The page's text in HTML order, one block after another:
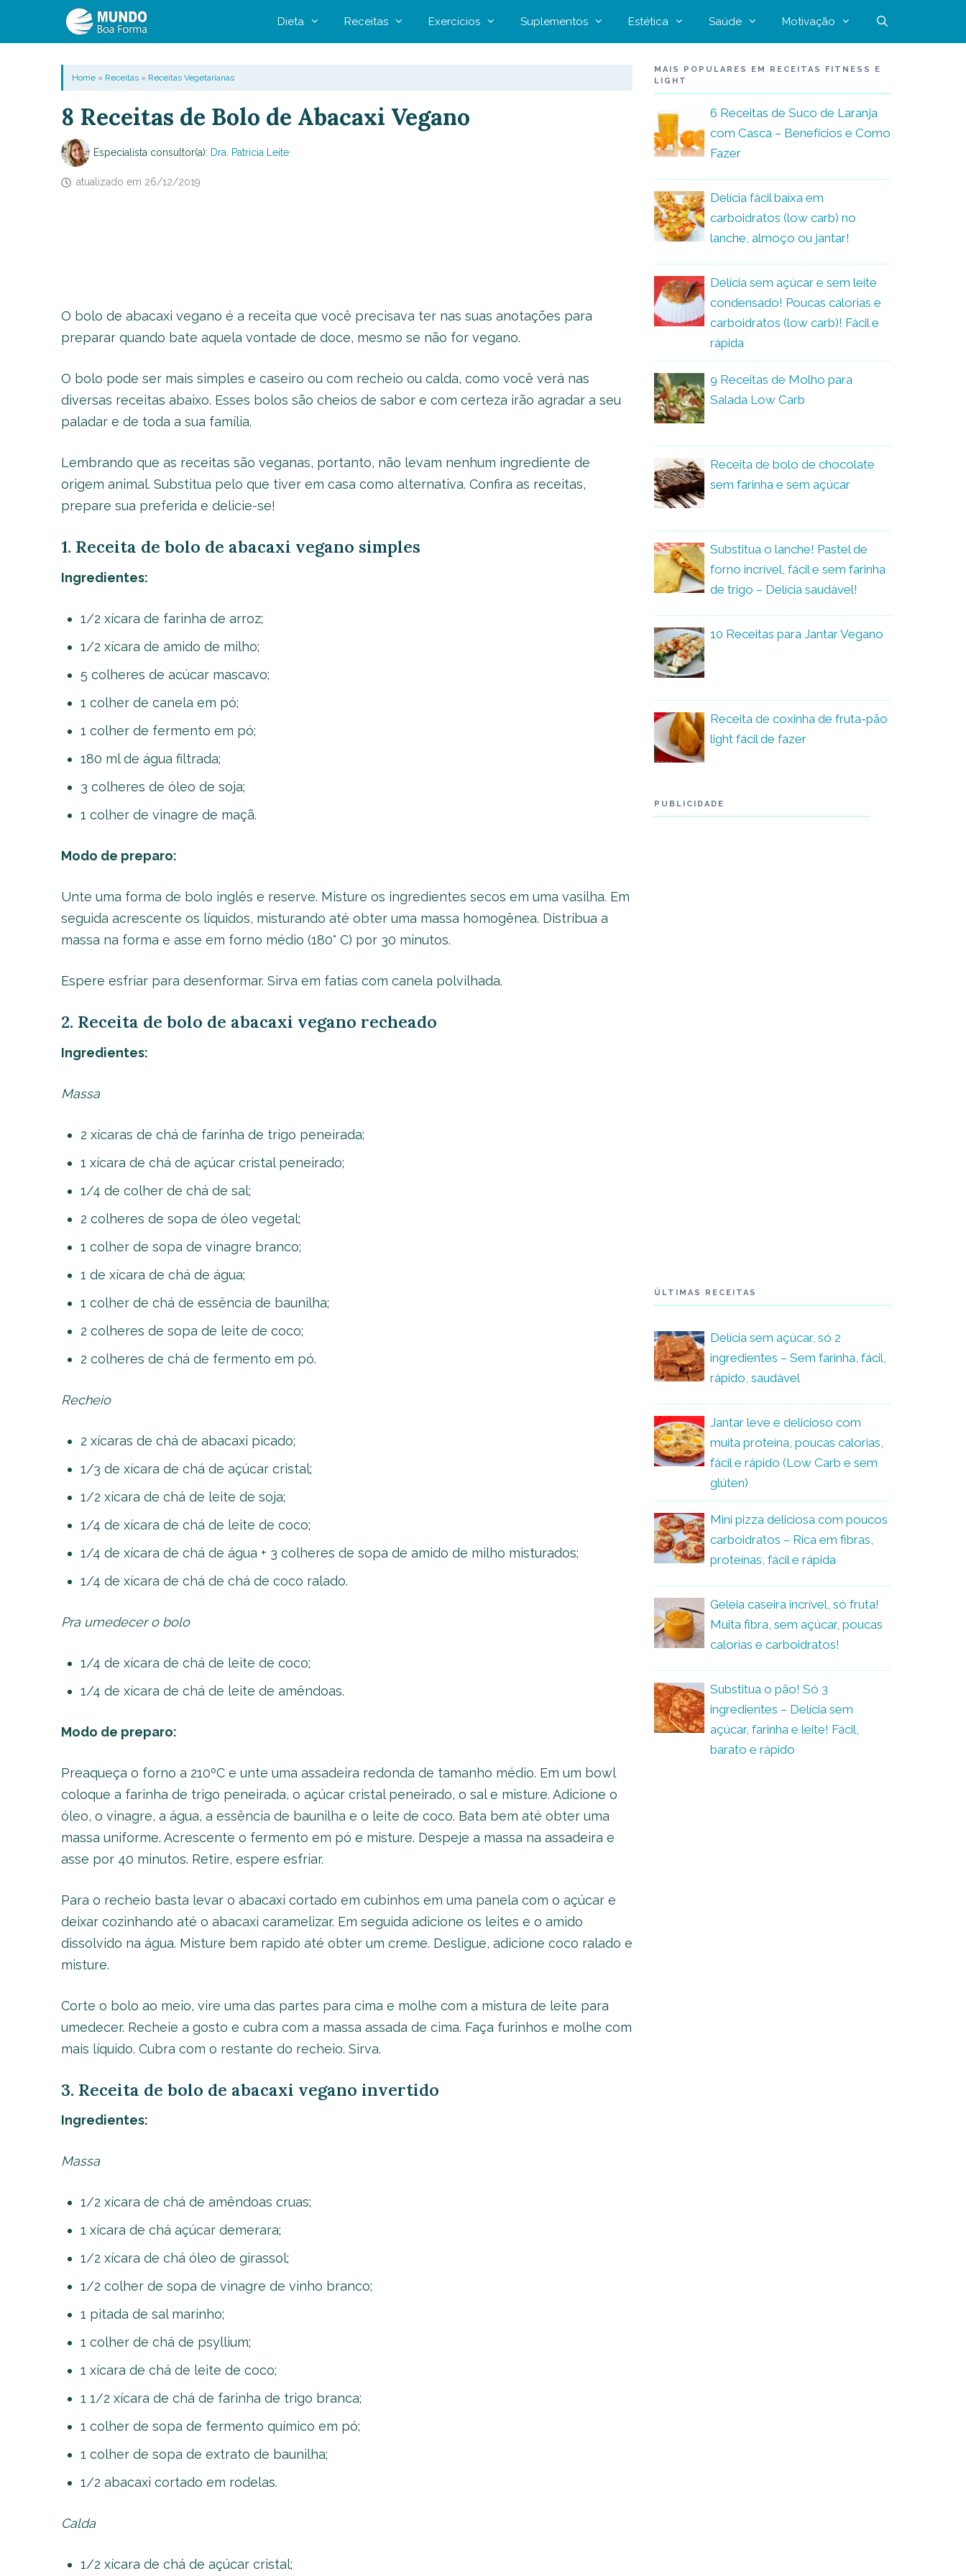
Dieta Receitas Exercícios Suplementos Estética Saúde Motivação
Home» Receitas» Receitas Vegetarianas
8 Receitas de Bolo de Abacaxi Vegano
Especialista consultor(a): Dra. Patricia Leite
atualizado em 26/12/2019
O bolo de abacaxi vegano é a receita que você precisava ter nas suas anotações para
preparar quando bate aquela vontade de doce, mesmo se não for vegano.
O bolo pode ser mais simples e caseiro ou com recheio ou calda, como você verá nas
diversas receitas abaixo. Esses bolos são cheios de sabor e com certeza irão agradar a seu
paladar e de toda a sua família.
Lembrando que as receitas são veganas, portanto, não levam nenhum ingrediente de
origem animal. Substitua pelo que tiver em casa como alternativa. Confira as receitas,
prepare sua preferida e delicie-se!
1. Receita de bolo de abacaxi vegano simples
Ingredientes:
1/2 xícara de farinha de arroz;
1/2 xícara de amido de milho;
5 colheres de acúcar mascavo;
1 colher de canela em pó;
1 colher de fermento em pó;
180 ml de água filtrada;
3 colheres de óleo de soja;
1 colher de vinagre de maçã.
Modo de preparo:
Unte uma forma de bolo inglês e reserve. Misture os ingredientes secos em uma vasilha. Em
seguida acrescente os líquidos, misturando até obter uma massa homogênea. Distribua a
massa na forma e asse em forno médio (180° C) por 30 minutos.
Espere esfriar para desenformar. Sirva em fatias com canela polvilhada.
2. Receita de bolo de abacaxi vegano recheado
Ingredientes:
Massa
2 xícaras de chá de farinha de trigo peneirada;
1 xícara de chá de açúcar cristal peneirado;
1/4 de colher de chá de sal;
2 colheres de sopa de óleo vegetal;
1 colher de sopa de vinagre branco;
1 de xícara de chá de água;
1 colher de chá de essência de baunilha;
2 colheres de sopa de leite de coco;
2 colheres de chá de fermento em pó.
Recheio
2 xícaras de chá de abacaxi picado;
1/3 de xícara de chá de açúcar cristal;
1/2 xícara de chá de leite de soja;
1/4 de xícara de chá de leite de coco;
1/4 de xícara de chá de água + 3 colheres de sopa de amido de milho misturados;
1/4 de xícara de chá de chá de coco ralado.
Pra umedecer o bolo
1/4 de xícara de chá de leite de coco;
1/4 de xícara de chá de leite de amêndoas.
Modo de preparo:
Preaqueça o forno a 210ºC e unte uma assadeira redonda de tamanho médio. Em um bowl
coloque a farinha de trigo peneirada, o açúcar cristal peneirado, o sal e misture. Adicione o
óleo, o vinagre, a água, a essência de baunilha e o leite de coco. Bata bem até obter uma
massa uniforme. Acrescente o fermento em pó e misture. Despeje a massa na assadeira e
asse por 40 minutos. Retire, espere esfriar.
Para o recheio basta levar o abacaxi cortado em cubinhos em uma panela com o açúcar e
deixar cozinhando até o abacaxi caramelizar. Em seguida adicione os leites e o amido
dissolvido na água. Misture bem rapido até obter um creme. Desligue, adicione coco ralado e
misture.
Corte o bolo ao meio, vire uma das partes para cima e molhe com a mistura de leite para
umedecer. Recheie a gosto e cubra com a massa assada de cima. Faça furinhos e molhe com
mais líquido. Cubra com o restante do recheio. Sirva.
3. Receita de bolo de abacaxi vegano invertido
Ingredientes:
Massa
1/2 xícara de chá de amêndoas cruas;
1 xícara de chá açúcar demerara;
1/2 xícara de chá óleo de girassol;
1/2 colher de sopa de vinagre de vinho branco;
1 pitada de sal marinho;
1 colher de chá de psyllium;
1 xícara de chá de leite de coco;
1 1/2 xícara de chá de farinha de trigo branca;
1 colher de sopa de fermento químico em pó;
1 colher de sopa de extrato de baunilha;
1/2 abacaxi cortado em rodelas.
Calda
1/2 xícara de chá de açúcar cristal;
MAIS POPULARES EM RECEITAS FITNESS E
LIGHT
6 Receitas de Suco de Laranja
com Casca – Benefícios e Como
Fazer
Delícia fácil baixa em
carboidratos (low carb) no
lanche, almoço ou jantar!
Delícia sem açúcar e sem leite
condensado! Poucas calorias e
carboidratos (low carb)! Fácil e
rápida
9 Receitas de Molho para
Salada Low Carb
Receita de bolo de chocolate
sem farinha e sem açúcar
Substitua o lanche! Pastel de
forno incrível, fácil e sem farinha
de trigo – Delícia saudável!
10 Receitas para Jantar Vegano
Receita de coxinha de fruta-pão
light fácil de fazer
PUBLICIDADE
ÚLTIMAS RECEITAS
Delícia sem açúcar, só 2
ingredientes – Sem farinha, fácil,
rápido, saudável
Jantar leve e delicioso com
muita proteína, poucas calorias,
fácil e rápido (Low Carb e sem
glúten)
Mini pizza deliciosa com poucos
carboidratos – Rica em fibras,
proteínas, fácil e rápida
Geleia caseira incrível, só fruta!
Muita fibra, sem açúcar, poucas
calorias e carboidratos!
Substitua o pão! Só 3
ingredientes – Delícia sem
açúcar, farinha e leite! Fácil,
barato e rápido